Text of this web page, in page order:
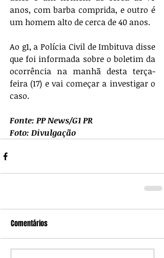
anos, com barba comprida, e outro é
um homem alto de cerca de 40 anos.
Ao g1, a Polícia Civil de Imbituva disse
que foi informada sobre o boletim da
ocorrência na manhã desta terça-
feira (17) e vai começar a investigar o
caso.
Fonte: PP News/G1 PR
Foto: Divulgação
Comentários